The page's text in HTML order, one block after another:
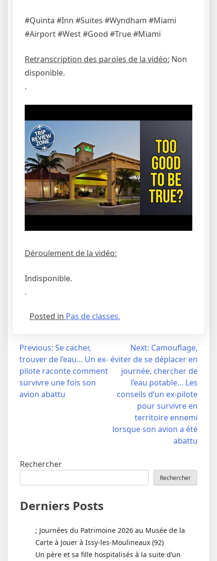
#Quinta #Inn #Suites #Wyndham #Miami
#Airport #West #Good #True #Miami
Retranscription des paroles de la vidéo: Non
disponible.
.
Déroulement de la vidéo:
Indisponible.
.
Posted in Pas de classes.
Navigation
l’article
Previous: Se cacher,
trouver de l’eau… Un ex-
pilote raconte comment
survivre une fois son
avion abattu
Next: Camouflage,
éviter de se déplacer en
journée, chercher de
l’eau potable… Les
conseils d’un ex-pilote
pour survivre en
territoire ennemi
lorsque son avion a été
abattu
Rechercher
Rechercher
Derniers Posts
; Journées du Patrimoine 2026 au Musée de la
Carte à Jouer à Issy-les-Moulineaux (92)
Un père et sa fille hospitalisés à la suite d’un